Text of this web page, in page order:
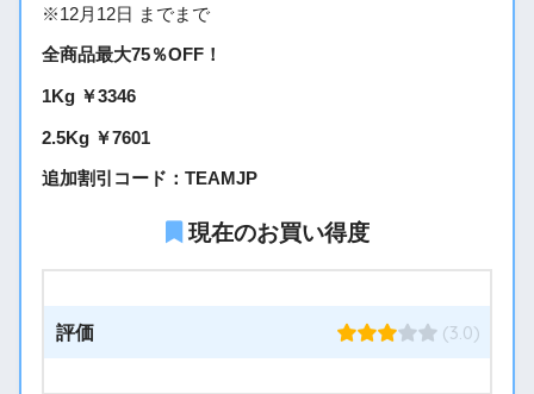
※12月12日 までまで
全商品最大75％OFF！
1Kg ￥3346
2.5Kg ￥7601
追加割引コード：TEAMJP
現在のお買い得度
評価 (3.0)